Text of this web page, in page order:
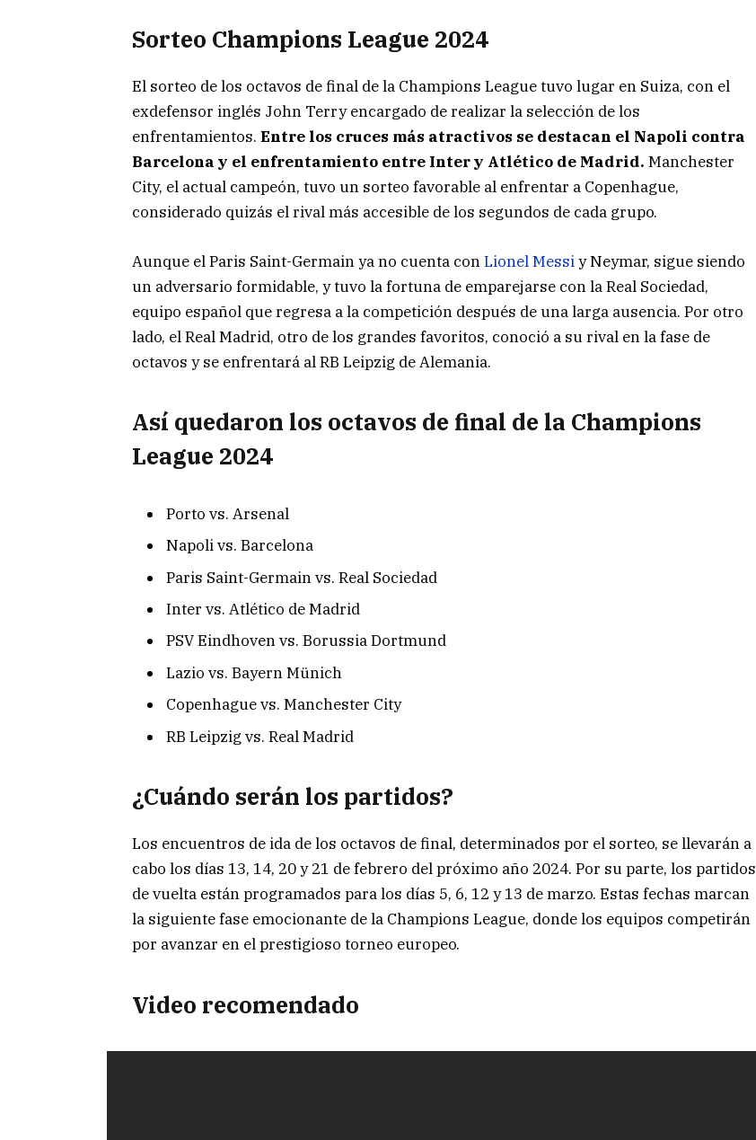
Sorteo Champions League 2024
El sorteo de los octavos de final de la Champions League tuvo lugar en Suiza, con el
exdefensor inglés John Terry encargado de realizar la selección de los
enfrentamientos. Entre los cruces más atractivos se destacan el Napoli contra
Barcelona y el enfrentamiento entre Inter y Atlético de Madrid. Manchester
City, el actual campeón, tuvo un sorteo favorable al enfrentar a Copenhague,
considerado quizás el rival más accesible de los segundos de cada grupo.
Aunque el Paris Saint-Germain ya no cuenta conLionel Messiy Neymar, sigue siendo
un adversario formidable, y tuvo la fortuna de emparejarse con la Real Sociedad,
equipo español que regresa a la competición después de una larga ausencia. Por otro
lado, el Real Madrid, otro de los grandes favoritos, conoció a su rival en la fase de
octavos y se enfrentará al RB Leipzig de Alemania.
Así quedaron los octavos de final de la Champions
League 2024
Porto vs. Arsenal
Napoli vs. Barcelona
Paris Saint-Germain vs. Real Sociedad
Inter vs. Atlético de Madrid
PSV Eindhoven vs. Borussia Dortmund
Lazio vs. Bayern Münich
Copenhague vs. Manchester City
RB Leipzig vs. Real Madrid
¿Cuándo serán los partidos?
Los encuentros de ida de los octavos de final, determinados por el sorteo, se llevarán a
cabo los días 13, 14, 20 y 21 de febrero del próximo año 2024. Por su parte, los partidos
de vuelta están programados para los días 5, 6, 12 y 13 de marzo. Estas fechas marcan
la siguiente fase emocionante de la Champions League, donde los equipos competirán
por avanzar en el prestigioso torneo europeo.
Video recomendado